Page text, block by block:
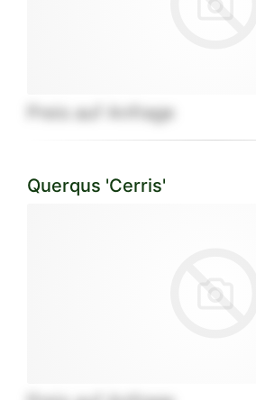
Preis auf Anfrage
Querqus 'Cerris'